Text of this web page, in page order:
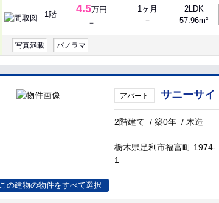
1階 4.5万円
－
1ヶ月
－
2LDK
57.96m²
写真満載 パノラマ
アパート サニーサ
2階建て /築0年 / 木造
栃木県足利市福富町 1974-
1
この建物の物件をすべて選択